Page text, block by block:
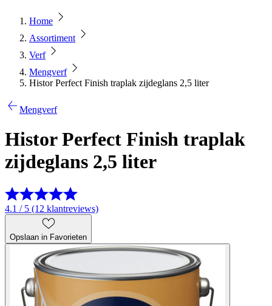
Home
Assortiment
Verf
Mengverf
Histor Perfect Finish traplak zijdeglans 2,5 liter
Mengverf
Histor Perfect Finish traplak
zijdeglans 2,5 liter
4.1 / 5 (12 klantreviews)
Opslaan in Favorieten